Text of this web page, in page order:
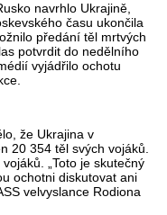
navrhlo Ukrajině,
času ukončila
předání těl mrtvých
potvrdit do nedělního
vyjádřilo ochotu
že Ukrajina v
20 354 těl svých vojáků.
„Toto je skutečný
ochotni diskutovat ani
velvyslance Rodiona